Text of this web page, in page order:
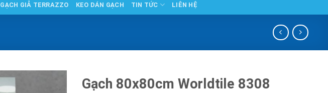
GẠCH GIẢ TERRAZZO KEO DÁN GẠCH TIN TỨC LIÊN HỆ
Gạch 80x80cm Worldtile 8308